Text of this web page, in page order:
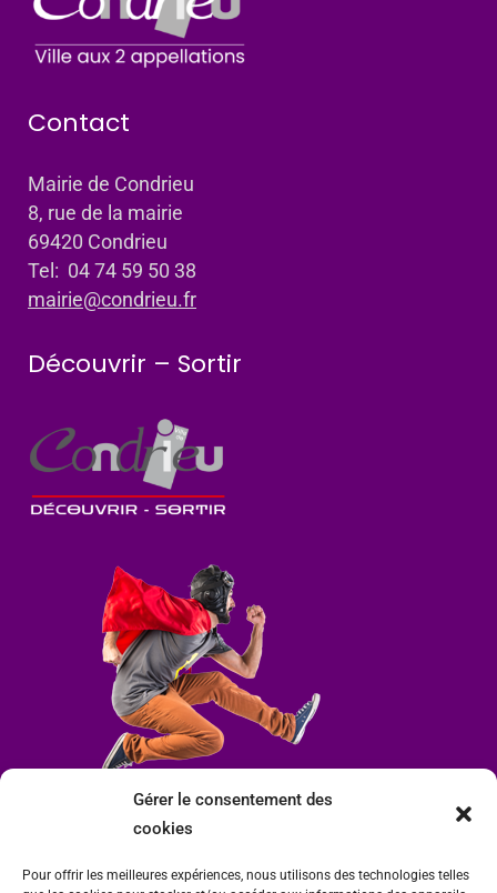
Gérer le consentement des
cookies
Pour offrir les meilleures expériences, nous utilisons des technologies telles
Contact
Mairie de Condrieu
8, rue de la mairie
69420 Condrieu
Tel: 04 74 59 50 38
mairie@condrieu.fr
Découvrir – Sortir